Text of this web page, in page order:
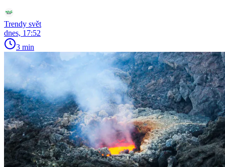
Trendy svět
dnes, 17:52
3 min